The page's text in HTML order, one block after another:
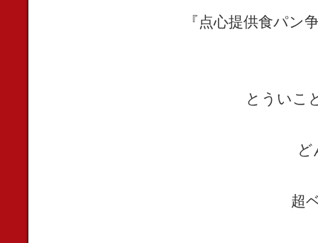
『点心提供食パン
とういこ
ど
超